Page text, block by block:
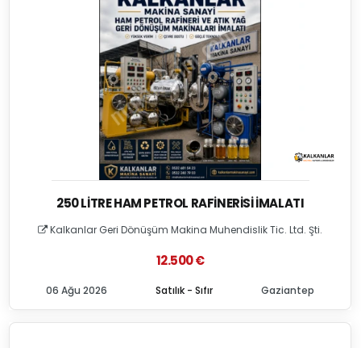
250 LITRE HAM PETROL RAFINERISI İMALATI
Kalkanlar Geri Dönüşüm Makina Muhendislik Tic. Ltd. Şti.
12.500 €
Satılık - Sıfır
06 Ağu 2026 Gaziantep